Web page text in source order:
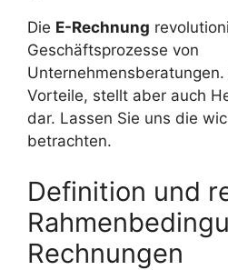
Die E-Rechnung
Geschäftsprozesse von
Vorteile, stellt aber auch
dar. Lassen Sie uns die
betrachten.
Definition und
Rechnungen